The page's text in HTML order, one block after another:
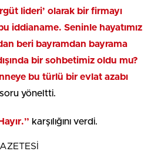
lideri’ olarak bir firmayı
iddianame. Seninle hayatımız
beri bayramdan bayrama
bir sohbetimiz oldu mu?
bu türlü bir evlat azabı
yöneltti.
karşılığını verdi.